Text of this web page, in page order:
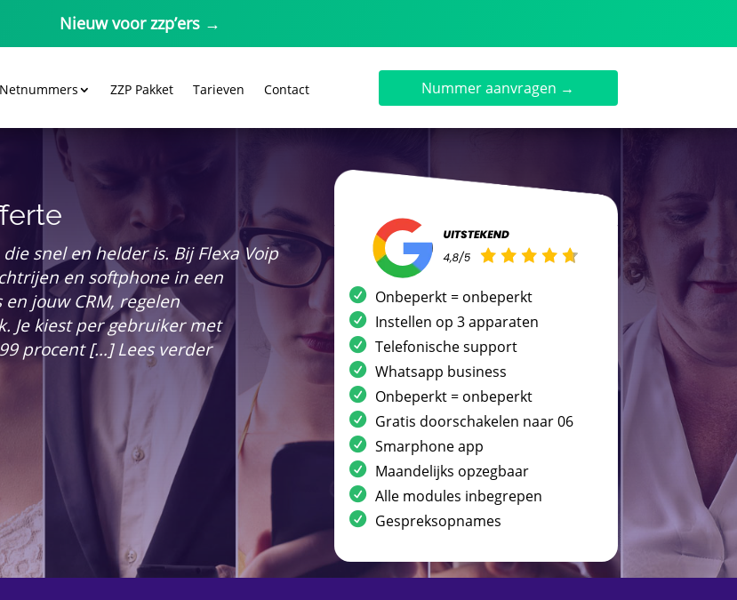
Nieuw voor zzp’ers →
Netnummers ZZP Pakket Tarieven Contact Nummer aanvragen →
snel en helder is. Bij Flexa Voip
en softphone in een
jouw CRM, regelen
Je kiest per gebruiker met
procent […] Lees verder
Onbeperkt = onbeperkt
Instellen op 3 apparaten
Telefonische support
Whatsapp business
Onbeperkt = onbeperkt
Gratis doorschakelen naar 06
Smarphone app
Maandelijks opzegbaar
Alle modules inbegrepen
Gespreksopnames